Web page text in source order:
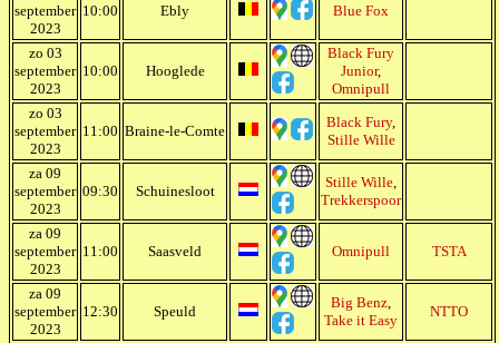
september
2023
10:00 Ebly Blue Fox
zo 03
september
2023
10:00 Hooglede
Black Fury
Junior,
Omnipull
zo 03
september
2023
11:00 Braine-le-Comte
Black Fury,
Stille Wille
za 09
september
2023
09:30 Schuinesloot
Stille Wille
Trekkerspoor
za 09
september
2023
11:00 Saasveld Omnipull TSTA
za 09
september
2023
12:30 Speuld
Big Benz
Take it Easy
NTTO